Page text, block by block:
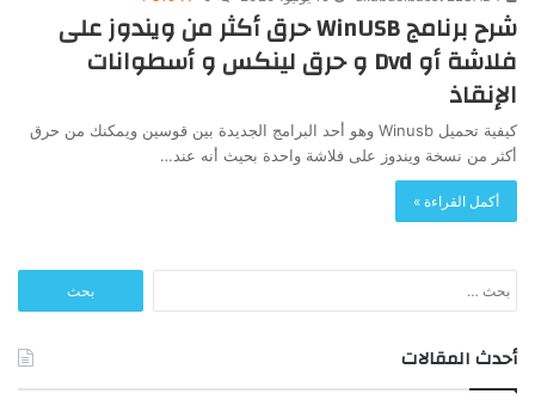
شرح برنامج WinUSB حرق أكثر من ويندوز على
فلاشة أو Dvd و حرق لينكس و أسطوانات
الإنقاذ
كيفية تحميل Winusb وهو أحد البرامج الجديدة بين قوسين ويمكنك من حرق
أكثر من نسخة ويندوز على فلاشة واحدة بحيث أنه عند…
أكمل القراءة »
عن:
أحدث المقالات